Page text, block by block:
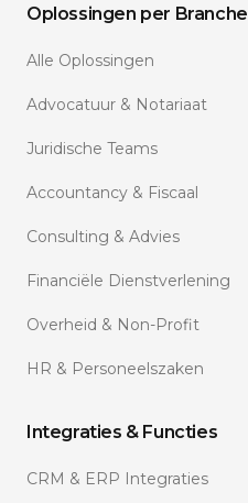
Oplossingen per Branche
Alle Oplossingen
Advocatuur & Notariaat
Juridische Teams
Accountancy & Fiscaal
Consulting & Advies
Financiële Dienstverlening
Overheid & Non-Profit
HR & Personeelszaken
Integraties & Functies
CRM & ERP Integraties